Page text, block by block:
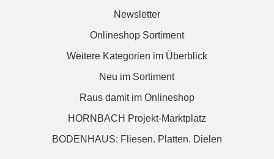
Newsletter
Onlineshop Sortiment
Weitere Kategorien im Überblick
Neu im Sortiment
Raus damit im Onlineshop
HORNBACH Projekt-Marktplatz
BODENHAUS: Fliesen. Platten. Dielen